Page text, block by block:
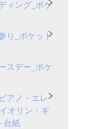
ィング_ポケ
り_ポケット
スデー_ポケ
アノ・エレ
オリン・ギ
台紙